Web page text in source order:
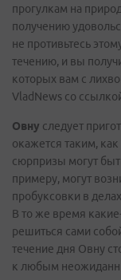
прогулкам на
получению
не противьтесь
течению, и вы
которых вам с
VladNews со
Овну следует
окажется таким,
сюрпризы могут
примеру, могут
пробуксовки в
В то же время
решиться сами
течение дня Овну
к любым